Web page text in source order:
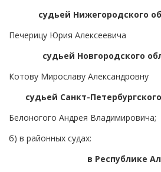
судьей Нижегородского
Печерицу Юрия Алексеевича
судьей Новгородского
Котову Мирославу Александровну
судьей Санкт-
Белоногого Андрея Владимировича;
б) в районных судах:
в Республике